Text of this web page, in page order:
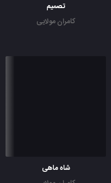
تصمیم
کامران مولایی
شاه ماهی